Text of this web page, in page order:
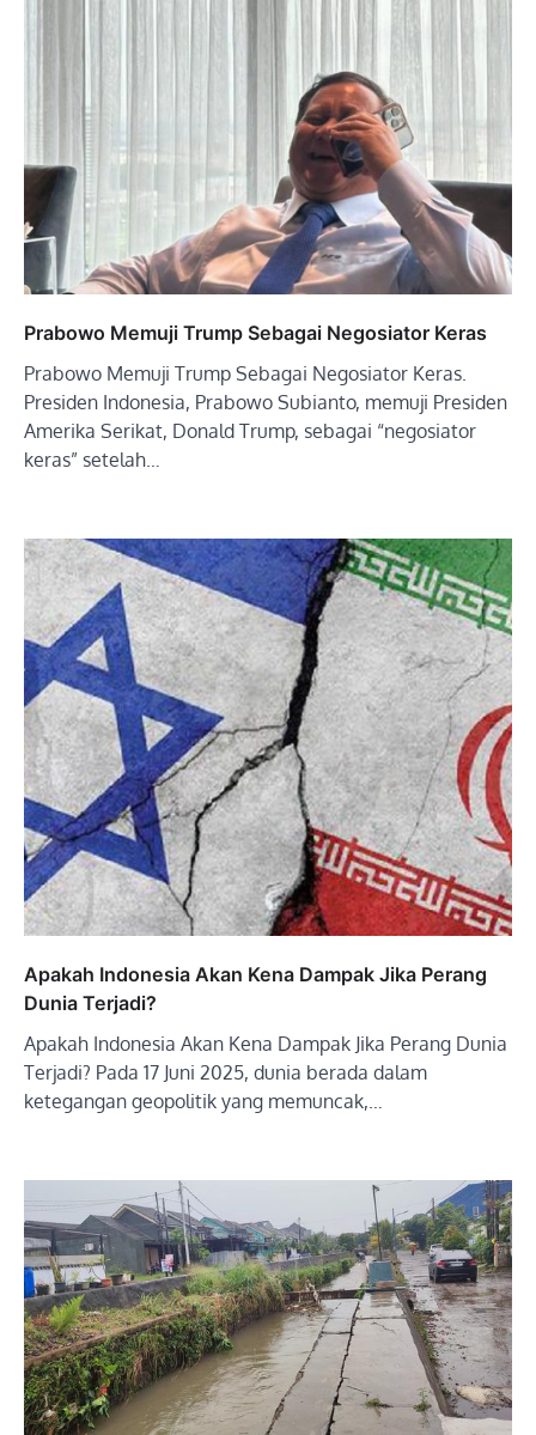
Prabowo Memuji Trump Sebagai Negosiator Keras
Prabowo Memuji Trump Sebagai Negosiator Keras.
Presiden Indonesia, Prabowo Subianto, memuji Presiden
Amerika Serikat, Donald Trump, sebagai “negosiator
keras” setelah…
Apakah Indonesia Akan Kena Dampak Jika Perang
Dunia Terjadi?
Apakah Indonesia Akan Kena Dampak Jika Perang Dunia
Terjadi? Pada 17 Juni 2025, dunia berada dalam
ketegangan geopolitik yang memuncak,…